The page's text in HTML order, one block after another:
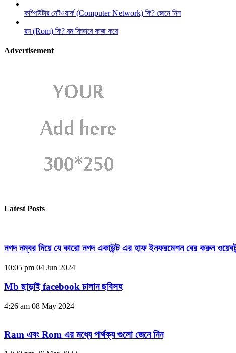
কম্পিউটার নেটওয়ার্ক (Computer Network) কি? জেনে নিন
রম (Rom) কি? রম কিভাবে কাজ করে
Advertisement
Latest Posts
নগদ নম্বর দিয়ে যে কারো নগদ একাউন্ট এর হাফ ইনফরমেশন বের করুন
10:05 pm 04 Jun 2024
Mb ছাড়াই facebook চালান ছবিসহ
4:26 am 08 May 2024
Ram এবং Rom এর মধ্যে পার্থক্য গুলো জেনে নিন